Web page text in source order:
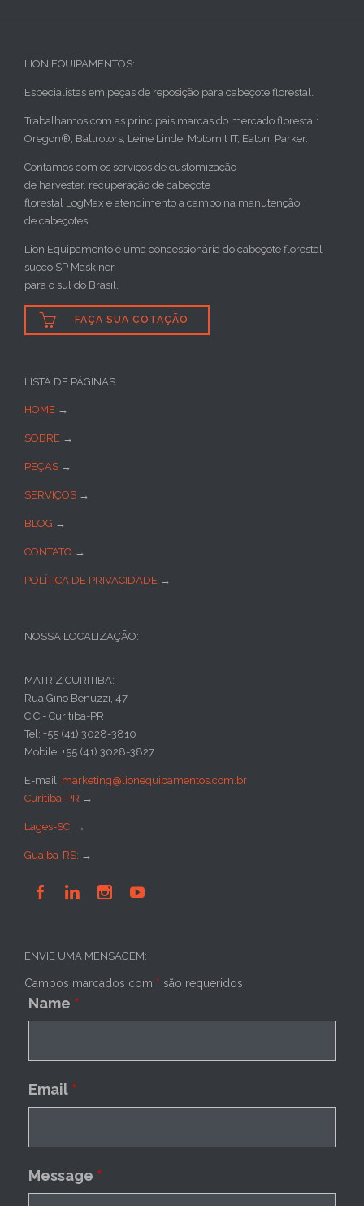
LION EQUIPAMENTOS:
Especialistas em peças de reposição para cabeçote florestal.
Trabalhamos com as principais marcas do mercado florestal:
Oregon®, Baltrotors, Leine Linde, Motomit IT, Eaton, Parker.
Contamos com os serviços de customização
de harvester, recuperação de cabeçote
florestal LogMax e atendimento a campo na manutenção
de cabeçotes.
Lion Equipamento é uma concessionária do cabeçote florestal
sueco SP Maskiner
para o sul do Brasil.
 FAÇA SUA COTAÇÃO
LISTA DE PÁGINAS
HOME →
SOBRE →
PEÇAS →
SERVIÇOS →
BLOG →
CONTATO →
POLÍTICA DE PRIVACIDADE →
NOSSA LOCALIZAÇÃO:
MATRIZ CURITIBA:
Rua Gino Benuzzi, 47
CIC - Curitiba-PR
Tel: +55 (41) 3028-3810
Mobile: +55 (41) 3028-3827
E-mail: marketing@lionequipamentos.com.br
Curitiba-PR →
Lages-SC: →
Guaíba-RS: →
   
ENVIE UMA MENSAGEM:
Campos marcados com * são requeridos
Name *
Email *
Message *